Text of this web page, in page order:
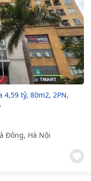
4,59 tỷ, 80m2, 2PN,
Đông, Hà Nội